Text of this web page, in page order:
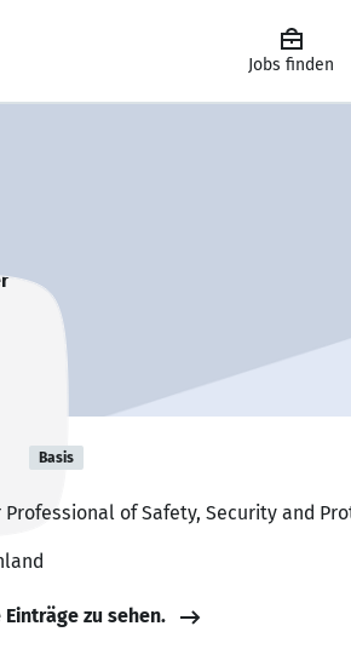
Jobs finden
Basis
of Safety, Security and
zu sehen.